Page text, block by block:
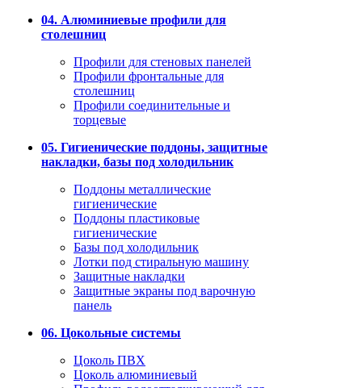
04. Алюминиевые профили для
столешниц
Профили для стеновых панелей
Профили фронтальные для
столешниц
Профили соединительные и
торцевые
05. Гигиенические поддоны, защитные
накладки, базы под холодильник
Поддоны металлические
гигиенические
Поддоны пластиковые
гигиенические
Базы под холодильник
Лотки под стиральную машину
Защитные накладки
Защитные экраны под варочную
панель
06. Цокольные системы
Цоколь ПВХ
Цоколь алюминиевый